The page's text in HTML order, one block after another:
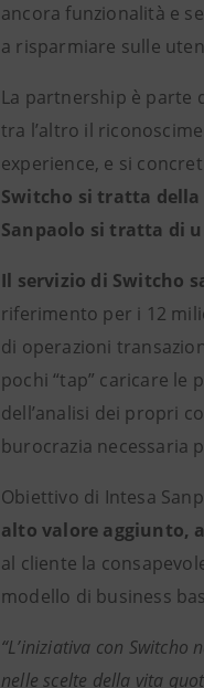
ancora funzionalità e
a risparmiare sulle
La partnership è parte
tra l’altro il
experience, e si
Switcho si tratta
Sanpaolo si tratta di
Il servizio di Switcho
riferimento per i 12
di operazioni
pochi “tap” caricare le
dell’analisi dei propri
burocrazia necessaria
Obiettivo di Intesa
alto valore aggiunto,
al cliente la
modello di business
“L’iniziativa con
nelle scelte della vita